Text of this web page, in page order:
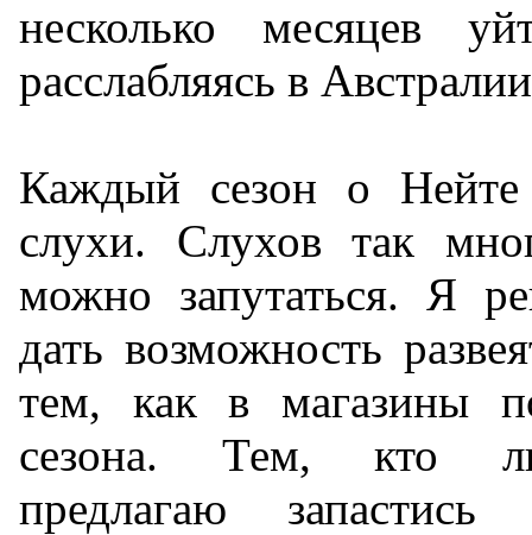
несколько месяцев
расслабляясь в
Каждый сезон о Нейте
слухи. Слухов так
можно запутаться. Я
дать возможность
тем, как в магазины
сезона. Тем, кто
предлагаю